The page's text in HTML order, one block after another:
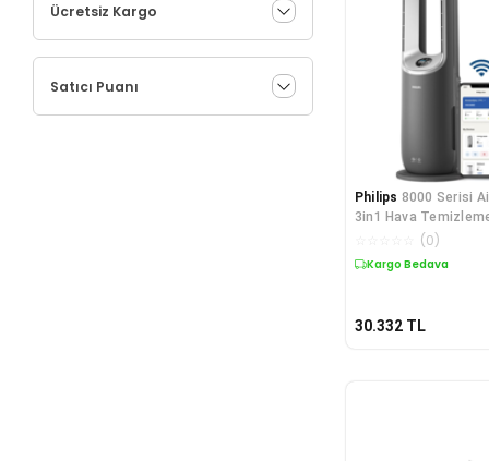
Ücretsiz Kargo
Satıcı Puanı
Philips 8000 Serisi
3in1 Hava
m3/sa Temiz Hava
(0)
Kargo Bedava
30.332 TL